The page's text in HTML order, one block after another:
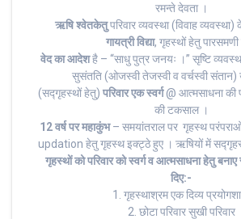
रमन्ते देवता ।
ऋषि श्वेतकेतुपरिवार व्यवस्था (विवाह
गायत्री विद्या, गृहस्थों हेतु पारसमणी
वेद का आदेशहै – “साधु पुत्र जनयः ‌।” सृष्टि
सुसंतति (ओजस्वी तेजस्वी व वर्चस्वी संतान)
(सद्गृहस्थों हेतु) परिवार एक स्वर्ग@ आत्मसाधना की
की टकसाल ।
12 वर्ष पर महाकुंभ– समयांतराल पर गृहस्थ
updation हेतु गृहस्थ इक्ट्ठे हुए । ऋषियों में
गृहस्थों को परिवार को स्वर्ग व आत्मसाधना हेतु
दिए:-
1. गृहस्थाश्रम एक दिव्य
2. छोटा परिवार सुखी परिवार